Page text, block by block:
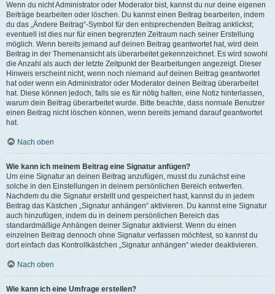
Wenn du nicht Administrator oder Moderator bist, kannst du nur deine eigenen
Beiträge bearbeiten oder löschen. Du kannst einen Beitrag bearbeiten, indem
du das „Ändere Beitrag“-Symbol für den entsprechenden Beitrag anklickst;
eventuell ist dies nur für einen begrenzten Zeitraum nach seiner Erstellung
möglich. Wenn bereits jemand auf deinen Beitrag geantwortet hat, wird dein
Beitrag in der Themenansicht als überarbeitet gekennzeichnet. Es wird sowohl
die Anzahl als auch der letzte Zeitpunkt der Bearbeitungen angezeigt. Dieser
Hinweis erscheint nicht, wenn noch niemand auf deinen Beitrag geantwortet
hat oder wenn ein Administrator oder Moderator deinen Beitrag überarbeitet
hat. Diese können jedoch, falls sie es für nötig halten, eine Notiz hinterlassen,
warum dein Beitrag überarbeitet wurde. Bitte beachte, dass normale Benutzer
einen Beitrag nicht löschen können, wenn bereits jemand darauf geantwortet
hat.
Nach oben
Wie kann ich meinem Beitrag eine Signatur anfügen?
Um eine Signatur an deinen Beitrag anzufügen, musst du zunächst eine
solche in den Einstellungen in deinem persönlichen Bereich entwerfen.
Nachdem du die Signatur erstellt und gespeichert hast, kannst du in jedem
Beitrag das Kästchen „Signatur anhängen“ aktivieren. Du kannst eine Signatur
auch hinzufügen, indem du in deinem persönlichen Bereich das
standardmäßige Anhängen deiner Signatur aktivierst. Wenn du einen
einzelnen Beitrag dennoch ohne Signatur verfassen möchtest, so kannst du
dort einfach das Kontrollkästchen „Signatur anhängen“ wieder deaktivieren.
Nach oben
Wie kann ich eine Umfrage erstellen?